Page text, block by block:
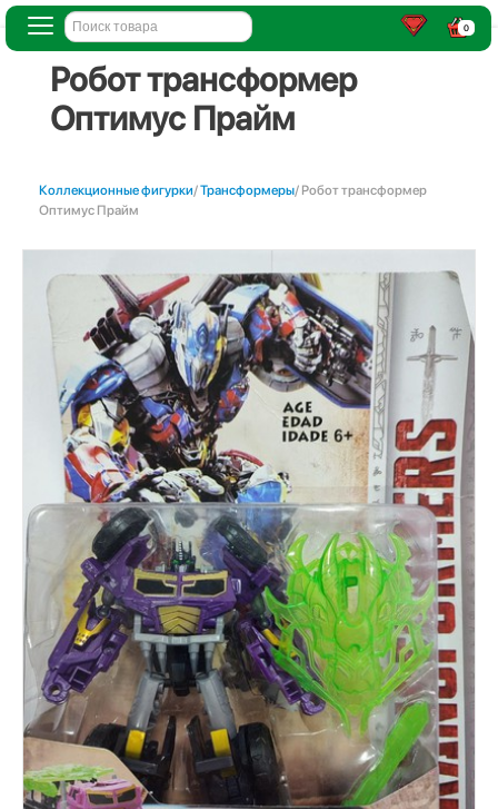
0
Робот трансформер
Оптимус Прайм
Коллекционные фигурки/Трансформеры/ Робот трансформер
Оптимус Прайм